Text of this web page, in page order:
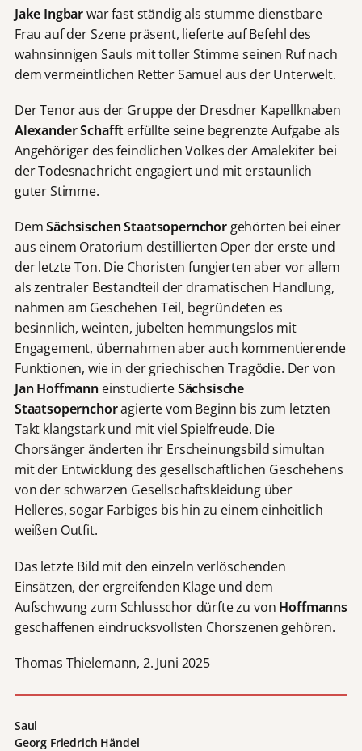
Jake Ingbarwar fast ständig als stumme dienstbare
Frau auf der Szene präsent, lieferte auf Befehl des
wahnsinnigen Sauls mit toller Stimme seinen Ruf nach
dem vermeintlichen Retter Samuel aus der Unterwelt.
Der Tenor aus der Gruppe der Dresdner Kapellknaben
Alexander Schafft erfüllte seine begrenzte Aufgabe als
Angehöriger des feindlichen Volkes der Amalekiter bei
der Todesnachricht engagiert und mit erstaunlich
guter Stimme.
DemSächsischen Staatsopernchorgehörten bei einer
aus einem Oratorium destillierten Oper der erste und
der letzte Ton. Die Choristen fungierten aber vor allem
als zentraler Bestandteil der dramatischen Handlung,
nahmen am Geschehen Teil, begründeten es
besinnlich, weinten, jubelten hemmungslos mit
Engagement, übernahmen aber auch kommentierende
Funktionen, wie in der griechischen Tragödie. Der von
Jan Hoffmann einstudierteSächsische
Staatsopernchoragierte vom Beginn bis zum letzten
Takt klangstark und mit viel Spielfreude. Die
Chorsänger änderten ihr Erscheinungsbild simultan
mit der Entwicklung des gesellschaftlichen Geschehens
von der schwarzen Gesellschaftskleidung über
Helleres, sogar Farbiges bis hin zu einem einheitlich
weißen Outfit.
Das letzte Bild mit den einzeln verlöschenden
Einsätzen, der ergreifenden Klage und dem
Aufschwung zum Schlusschor dürfte zu von Hoffmanns
geschaffenen eindrucksvollsten Chorszenen gehören.
Thomas Thielemann, 2. Juni 2025
Saul
Georg Friedrich Händel